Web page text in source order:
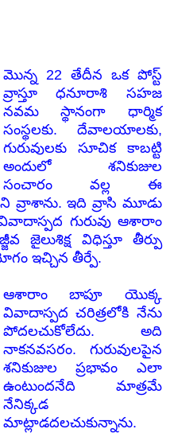
మొన్న 22 తేదీన ఒక పోస్ట్
వ్రాస్తూ ధనూరాశి సహజ
నవమ స్థానంగా ధార్మిక
సంస్థలకు. దేవాలయాలకు,
గురువులకు సూచిక కాబట్టి
అందులో శనికుజుల
సంచారం వల్ల ఈ
వ్రాశాను. ఇది వ్రాసి మూడు
గురువు ఆశారాం
విధిస్తూ తీర్పు
ఇచ్చిన తీర్పే.
ఆశారాం బాపూ యొక్క
వివాదాస్పద చరిత్రలోకి నేను
పోదలచుకోలేదు. అది
నాకనవసరం. గురువులపైన
శనికుజుల ప్రభావం ఎలా
ఉంటుందనేది మాత్రమే
నేనిక్కడ
మాట్లాడదలచుకున్నాను.